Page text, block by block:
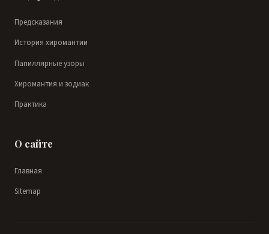
Предсказания
История хиромантии
Папиллярные узоры
Хиромантия и зодиак
Практика
О сайте
Главная
Sitemap